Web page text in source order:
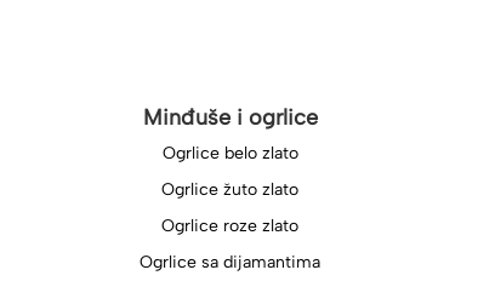
Minđuše i ogrlice
Ogrlice belo zlato
Ogrlice žuto zlato
Ogrlice roze zlato
Ogrlice sa dijamantima